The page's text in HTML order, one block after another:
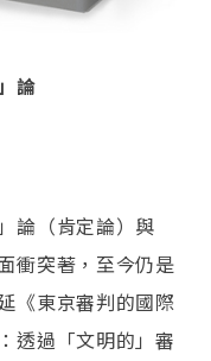
論
論（肯定論）與
衝突著，至今仍是
《東京審判的國際
透過「文明的」審